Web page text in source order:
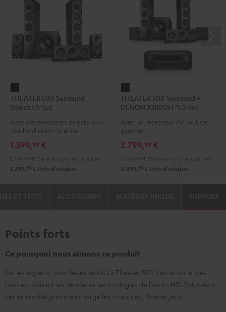
500
Surround
Direct
Set
THEATER 500 Surround
Direct 5.1-Set
Avec des émetteurs directs pour
une localisation précise
1.599,99 €
1.799, 99 € Prix d'origine
500
Surround
+
X3800H
Set"
THEATER 500 Surround +
DENON X3800H "5.1-Set"
Avec un récepteur AV haut de
gamme
2.799,99 €
3.499, 99 € Prix d'origine
SUPPORT
Points forts
Ce pourquoi nous aimons ce produit
Par les experts, pour les experts. La Theater 500 met la barre très
haut en utilisant les dernières technologies de l’audio HD. Polyvalent,
cet ensemble prend en charge les musiques, films et jeux.